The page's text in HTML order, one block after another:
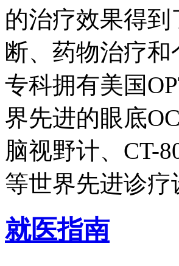
的治疗效果得
断、药物治疗
专科拥有美国
界先进的眼底
脑视野计、CT-
等世界先进诊疗
就医指南